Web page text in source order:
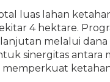
luas lahan
4 hektare.
melalui dana
sinergitas antara
memperkuat